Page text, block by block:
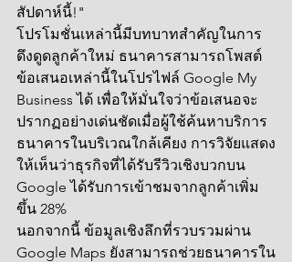
สัปดาห์นี้!"
โปรโมชั่นเหล่านี้มีบทบาทสำคัญในการ
ดึงดูดลูกค้าใหม่ ธนาคารสามารถโพสต์
ข้อเสนอเหล่านี้ในโปรไฟล์ Google My
Business ได้ เพื่อให้มั่นใจว่าข้อเสนอจะ
ปรากฏอย่างเด่นชัดเมื่อผู้ใช้ค้นหาบริการ
ธนาคารในบริเวณใกล้เคียง การวิจัยแสดง
ให้เห็นว่าธุรกิจที่ได้รับรีวิวเชิงบวกบน
Google ได้รับการเข้าชมจากลูกค้าเพิ่ม
ขึ้น 28%
นอกจากนี้ ข้อมูลเชิงลึกที่รวบรวมผ่าน
Google Maps ยังสามารถช่วยธนาคารใน